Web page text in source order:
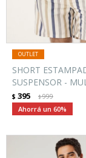
SHORT
SUSPENSOR -
$ 395 $999
60